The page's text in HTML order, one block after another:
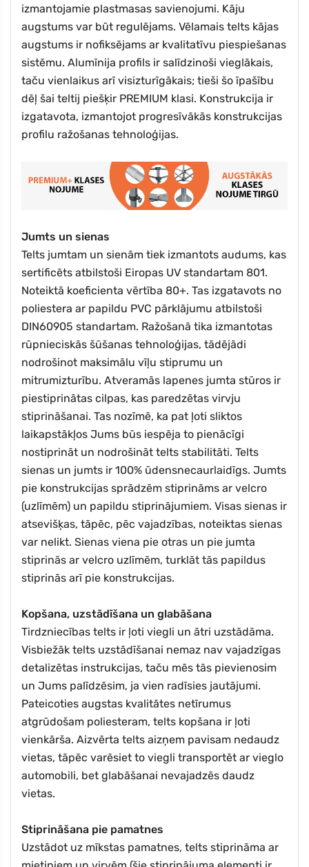
izmantojamie plastmasas savienojumi. Kāju
augstums var būt regulējams. Vēlamais telts kājas
augstums ir nofiksējams ar kvalitatīvu piespiešanas
sistēmu. Alumīnija profils ir salīdzinoši vieglākais,
taču vienlaikus arī visizturīgākais; tieši šo īpašību
dēļ šai teltij piešķir PREMIUM klasi. Konstrukcija ir
izgatavota, izmantojot progresīvākās konstrukcijas
profilu ražošanas tehnoloģijas.
Jumts un sienas
Telts jumtam un sienām tiek izmantots audums, kas
sertificēts atbilstoši Eiropas UV standartam 801.
Noteiktā koeficienta vērtība 80+. Tas izgatavots no
poliestera ar papildu PVC pārklājumu atbilstoši
DIN60905 standartam. Ražošanā tika izmantotas
rūpnieciskās šūšanas tehnoloģijas, tādējādi
nodrošinot maksimālu vīļu stiprumu un
mitrumizturību. Atveramās lapenes jumta stūros ir
piestiprinātas cilpas, kas paredzētas virvju
stiprināšanai. Tas nozīmē, ka pat ļoti sliktos
laikapstākļos Jums būs iespēja to pienācīgi
nostiprināt un nodrošināt telts stabilitāti. Telts
sienas un jumts ir 100% ūdensnecaurlaidīgs. Jumts
pie konstrukcijas sprādzēm stiprināms ar velcro
(uzlīmēm) un papildu stiprinājumiem. Visas sienas ir
atsevišķas, tāpēc, pēc vajadzības, noteiktas sienas
var nelikt. Sienas viena pie otras un pie jumta
stiprinās ar velcro uzlīmēm, turklāt tās papildus
stiprinās arī pie konstrukcijas.
Kopšana, uzstādīšana un glabāšana
Tirdzniecības telts ir ļoti viegli un ātri uzstādāma.
Visbiežāk telts uzstādīšanai nemaz nav vajadzīgas
detalizētas instrukcijas, taču mēs tās pievienosim
un Jums palīdzēsim, ja vien radīsies jautājumi.
Pateicoties augstas kvalitātes netīrumus
atgrūdošam poliesteram, telts kopšana ir ļoti
vienkārša. Aizvērta telts aizņem pavisam nedaudz
vietas, tāpēc varēsiet to viegli transportēt ar vieglo
automobili, bet glabāšanai nevajadzēs daudz
vietas.
Stiprināšana pie pamatnes
Uzstādot uz mīkstas pamatnes, telts stiprināma ar